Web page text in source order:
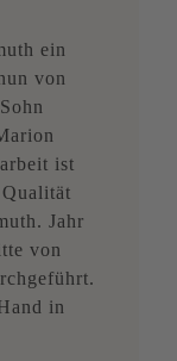
ein
von
ist
Jahr
von
in